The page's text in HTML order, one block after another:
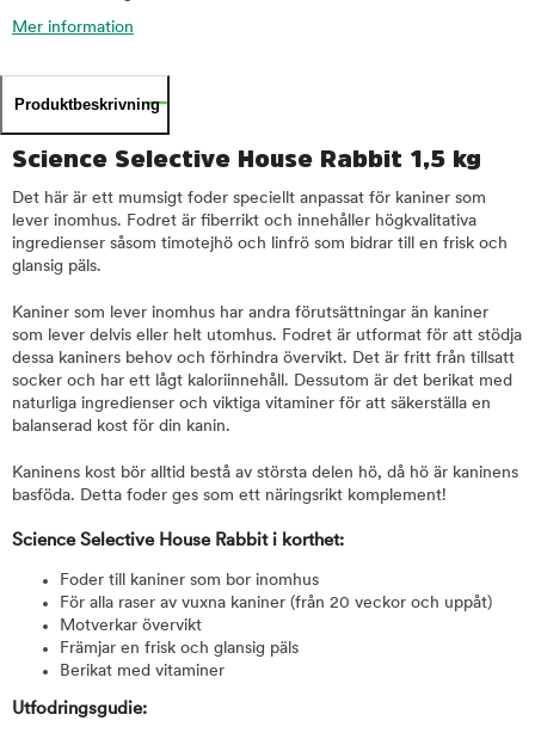
Mer information
Produktbeskrivning
Science Selective House Rabbit 1,5 kg
Det här är ett mumsigt foder speciellt anpassat för kaniner som
lever inomhus. Fodret är fiberrikt och innehåller högkvalitativa
ingredienser såsom timotejhö och linfrö som bidrar till en frisk och
glansig päls.
Kaniner som lever inomhus har andra förutsättningar än kaniner
som lever delvis eller helt utomhus. Fodret är utformat för att stödja
dessa kaniners behov och förhindra övervikt. Det är fritt från tillsatt
socker och har ett lågt kaloriinnehåll. Dessutom är det berikat med
naturliga ingredienser och viktiga vitaminer för att säkerställa en
balanserad kost för din kanin.
Kaninens kost bör alltid bestå av största delen hö, då hö är kaninens
basföda. Detta foder ges som ett näringsrikt komplement!
Science Selective House Rabbit i korthet:
Foder till kaniner som bor inomhus
För alla raser av vuxna kaniner (från 20 veckor och uppåt)
Motverkar övervikt
Främjar en frisk och glansig päls
Berikat med vitaminer
Utfodringsgudie: